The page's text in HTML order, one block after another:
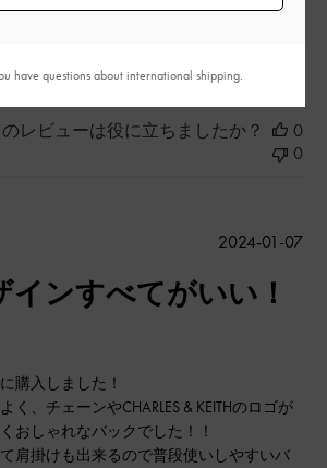
のレビューは役に立ちましたか？
0
0
インすべてがいい！
購入しました！
く、チェーンやCHARLES & KEITHのロゴが
おしゃれなバックでした！！
肩掛けも出来るので普段使いしやすいバ
公
2024-01-07
have questions about international shipping.